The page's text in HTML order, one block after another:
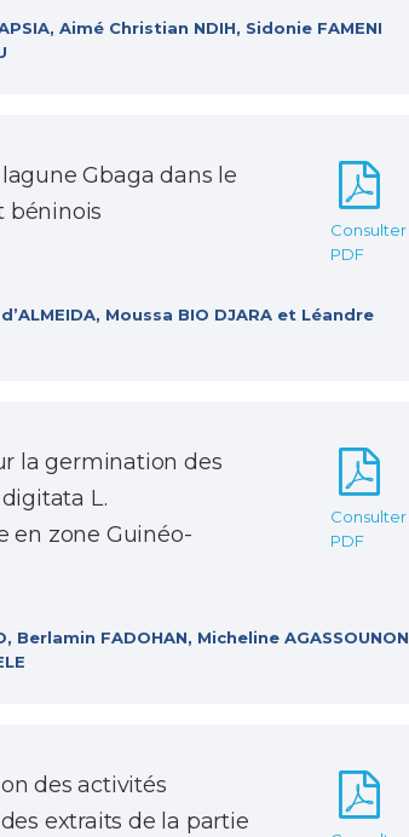
Aimé Christian NDIH, Sidonie FAMENI
Gbaga dans le
béninois
Consulter
PDF
Moussa BIO DJARA et Léandre
la germination des
L.
en zone Guinéo-
Consulter
PDF
Berlamin FADOHAN, Micheline
des activités
extraits de la partie